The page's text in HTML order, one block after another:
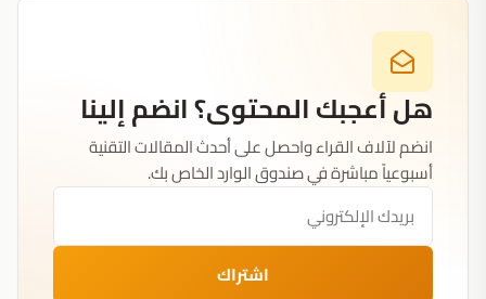
هل أعجبك المحتوى؟ انضم إلينا
انضم لآلاف القراء واحصل على أحدث المقالات التقنية
أسبوعياً مباشرة في صندوق الوارد الخاص بك.
اشتراك